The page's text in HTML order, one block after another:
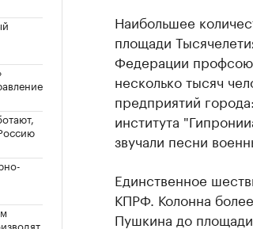
Наибольшее
площади
Федерации
несколько тысяч
предприятий
института
звучали песни
Единственное
КПРФ. Колонна
Пушкина до